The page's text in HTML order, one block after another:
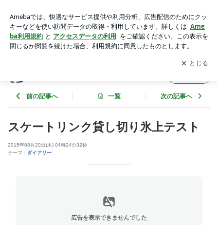
ャルブログアプリをダウンロードして ブログの更新通知
を受け取りまし
ょう。
開く
前の記事へ 一覧 次の記事へ
スケートリンク貸し切り氷上テスト
2015年08月20日(木) 04時24分32秒
テーマ： ダイアリー
広告を表示できませんでした